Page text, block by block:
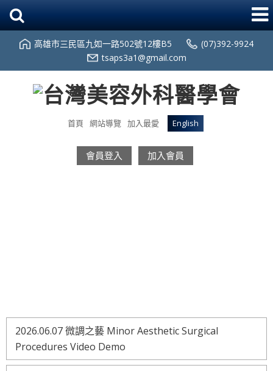
高雄市三民區九如一路502號12樓B5
(07)392-9924
tsaps3a1@gmail.com
首頁 網站導覽 加入最愛 English
會員登入 加入會員
2026.06.07 微調之藝 Minor Aesthetic Surgical
Procedures Video Demo